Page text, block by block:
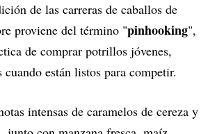
de las carreras de caballos de
proviene del término "pinhooking",
de comprar potrillos jóvenes,
están listos para competir.
intensas de caramelos de cereza y